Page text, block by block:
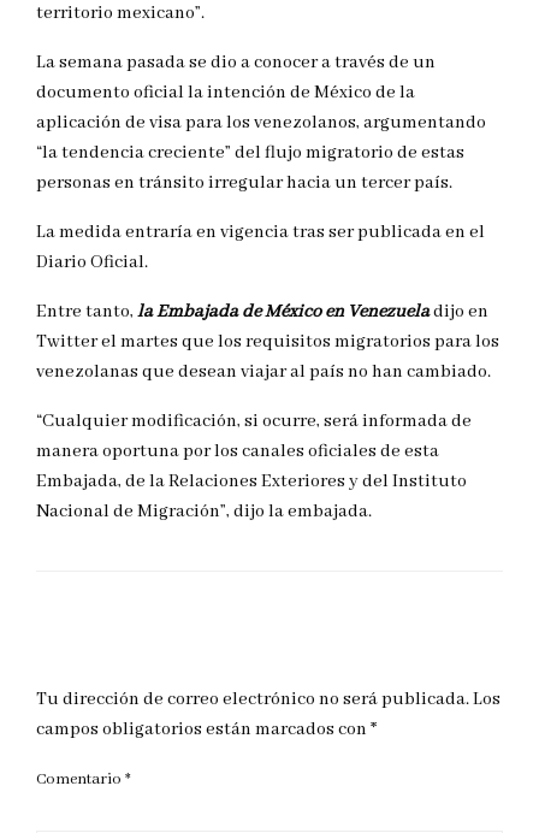
territorio mexicano”.
La semana pasada se dio a conocer a través de un
documento oficial la intención de México de la
aplicación de visa para los venezolanos, argumentando
“la tendencia creciente” del flujo migratorio de estas
personas en tránsito irregular hacia un tercer país.
La medida entraría en vigencia tras ser publicada en el
Diario Oficial.
Entre tanto, la Embajada de México en Venezueladijo en
Twitter el martes que los requisitos migratorios para los
venezolanas que desean viajar al país no han cambiado.
“Cualquier modificación, si ocurre, será informada de
manera oportuna por los canales oficiales de esta
Embajada, de la Relaciones Exteriores y del Instituto
Nacional de Migración”, dijo la embajada.
Tu dirección de correo electrónico no será publicada.Los
campos obligatorios están marcados con *
Comentario *